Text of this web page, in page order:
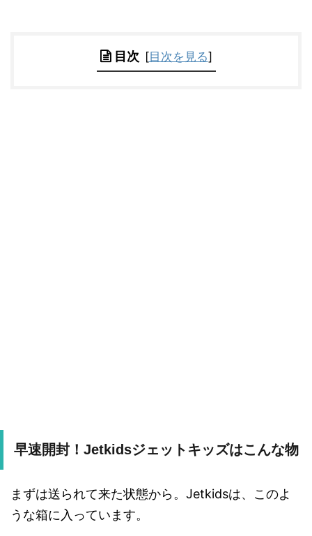
目次 [目次を見る]
早速開封！Jetkidsジェットキッズはこんな物
まずは送られて来た状態から。Jetkidsは、このよ
うな箱に入っています。